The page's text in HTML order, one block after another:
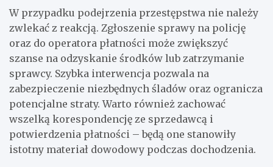
W przypadku podejrzenia przestępstwa nie należy
zwlekać z reakcją. Zgłoszenie sprawy na policję
oraz do operatora płatności może zwiększyć
szanse na odzyskanie środków lub zatrzymanie
sprawcy. Szybka interwencja pozwala na
zabezpieczenie niezbędnych śladów oraz ogranicza
potencjalne straty. Warto również zachować
wszelką korespondencję ze sprzedawcą i
potwierdzenia płatności – będą one stanowiły
istotny materiał dowodowy podczas dochodzenia.